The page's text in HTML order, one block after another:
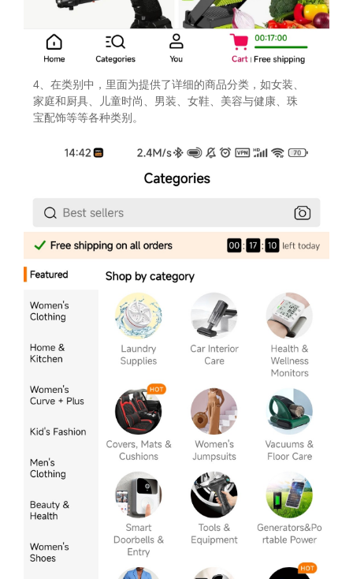
4、在类别中，里面为提供了详细的商品分类，如女装、
家庭和厨具、儿童时尚、男装、女鞋、美容与健康、珠
宝配饰等等各种类别。